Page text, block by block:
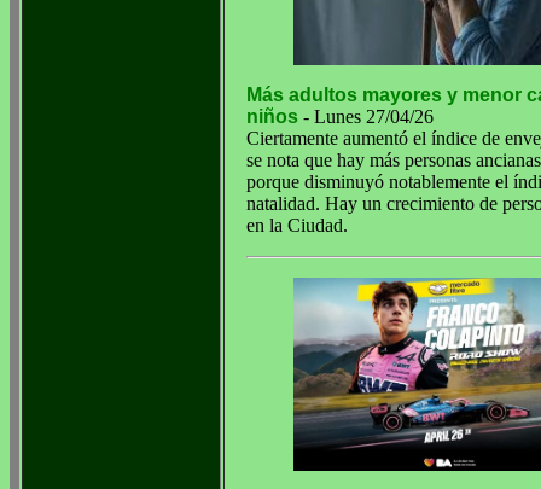
Más adultos mayores y menor
niños - Lunes 27/04/26
Ciertamente aumentó el índice de
se nota que hay más personas
porque disminuyó notablemente el
natalidad. Hay un crecimiento de
en la Ciudad.